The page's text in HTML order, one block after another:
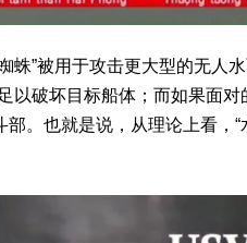
蛛”被用于攻击更大型的无人
以破坏目标船体；而如果面
部。也就是说，从理论上看，